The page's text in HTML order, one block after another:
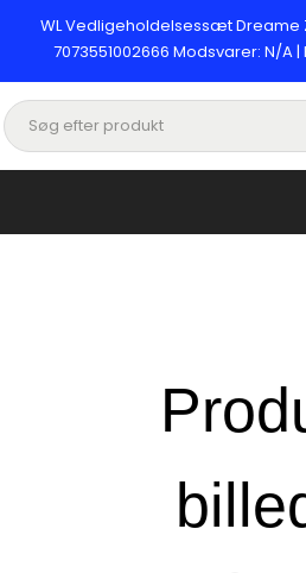
WL Vedligeholdelsessæt Dreame
7073551002666 Modsvarer: N/A